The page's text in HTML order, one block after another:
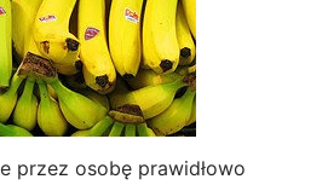
przez osobę prawidłowo